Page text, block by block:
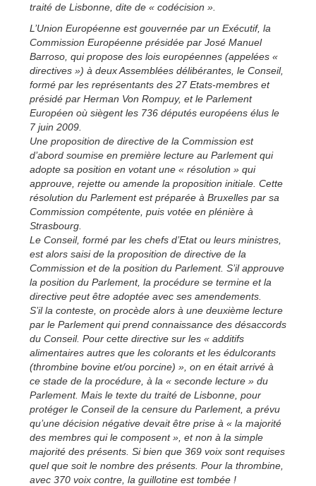
traité de Lisbonne, dite de « codécision ».
L’Union Européenne est gouvernée par un Exécutif, la
Commission Européenne présidée par José Manuel
Barroso, qui propose des lois européennes (appelées «
directives ») à deux Assemblées délibérantes, le Conseil,
formé par les représentants des 27 Etats-membres et
présidé par Herman Von Rompuy, et le Parlement
Européen où siègent les 736 députés européens élus le
7 juin 2009.
Une proposition de directive de la Commission est
d’abord soumise en première lecture au Parlement qui
adopte sa position en votant une « résolution » qui
approuve, rejette ou amende la proposition initiale. Cette
résolution du Parlement est préparée à Bruxelles par sa
Commission compétente, puis votée en plénière à
Strasbourg.
Le Conseil, formé par les chefs d’Etat ou leurs ministres,
est alors saisi de la proposition de directive de la
Commission et de la position du Parlement. S’il approuve
la position du Parlement, la procédure se termine et la
directive peut être adoptée avec ses amendements.
S’il la conteste, on procède alors à une deuxième lecture
par le Parlement qui prend connaissance des désaccords
du Conseil. Pour cette directive sur les « additifs
alimentaires autres que les colorants et les édulcorants
(thrombine bovine et/ou porcine) », on en était arrivé à
ce stade de la procédure, à la « seconde lecture » du
Parlement. Mais le texte du traité de Lisbonne, pour
protéger le Conseil de la censure du Parlement, a prévu
qu’une décision négative devait être prise à « la majorité
des membres qui le composent », et non à la simple
majorité des présents. Si bien que 369 voix sont requises
quel que soit le nombre des présents. Pour la thrombine,
avec 370 voix contre, la guillotine est tombée !